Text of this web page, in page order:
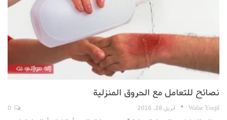
نصائح للتعامل مع الحروق المنزلية
Wafae Youjil أبريل 28, 2016